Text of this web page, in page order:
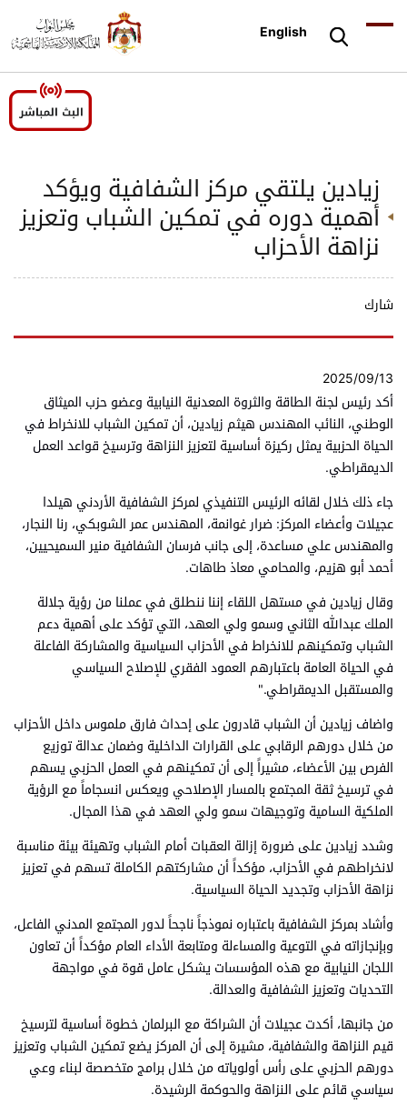
English
زيادين يلتقي مركز الشفافية ويؤكد
أهمية دوره في تمكين الشباب وتعزيز
نزاهة الأحزاب
شارك
2025/09/13
أكد رئيس لجنة الطاقة والثروة المعدنية النيابية وعضو حزب الميثاق
الوطني، النائب المهندس هيثم زيادين، أن تمكين الشباب للانخراط في
الحياة الحزبية يمثل ركيزة أساسية لتعزيز النزاهة وترسيخ قواعد العمل
الديمقراطي.
جاء ذلك خلال لقائه الرئيس التنفيذي لمركز الشفافية الأردني هيلدا
عجيلات وأعضاء المركز: ضرار غوانمة، المهندس عمر الشوبكي، رنا النجار،
والمهندس علي مساعدة، إلى جانب فرسان الشفافية منير السميحيين،
أحمد أبو هزيم، والمحامي معاذ طاهات.
وقال زيادين في مستهل اللقاء إننا ننطلق في عملنا من رؤية جلالة
الملك عبدالله الثاني وسمو ولي العهد، التي تؤكد على أهمية دعم
الشباب وتمكينهم للانخراط في الأحزاب السياسية والمشاركة الفاعلة
في الحياة العامة باعتبارهم العمود الفقري للإصلاح السياسي
والمستقبل الديمقراطي."
واضاف زيادين أن الشباب قادرون على إحداث فارق ملموس داخل الأحزاب
من خلال دورهم الرقابي على القرارات الداخلية وضمان عدالة توزيع
الفرص بين الأعضاء، مشيراً إلى أن تمكينهم في العمل الحزبي يسهم
في ترسيخ ثقة المجتمع بالمسار الإصلاحي ويعكس انسجاماً مع الرؤية
الملكية السامية وتوجيهات سمو ولي العهد في هذا المجال.
وشدد زيادين على ضرورة إزالة العقبات أمام الشباب وتهيئة بيئة مناسبة
لانخراطهم في الأحزاب، مؤكداً أن مشاركتهم الكاملة تسهم في تعزيز
نزاهة الأحزاب وتجديد الحياة السياسية.
وأشاد بمركز الشفافية باعتباره نموذجاً ناجحاً لدور المجتمع المدني الفاعل،
وبإنجازاته في التوعية والمساءلة ومتابعة الأداء العام مؤكداً أن تعاون
اللجان النيابية مع هذه المؤسسات يشكل عامل قوة في مواجهة
التحديات وتعزيز الشفافية والعدالة.
من جانبها، أكدت عجيلات أن الشراكة مع البرلمان خطوة أساسية لترسيخ
قيم النزاهة والشفافية، مشيرة إلى أن المركز يضع تمكين الشباب وتعزيز
دورهم الحزبي على رأس أولوياته من خلال برامج متخصصة لبناء وعي
سياسي قائم على النزاهة والحوكمة الرشيدة.